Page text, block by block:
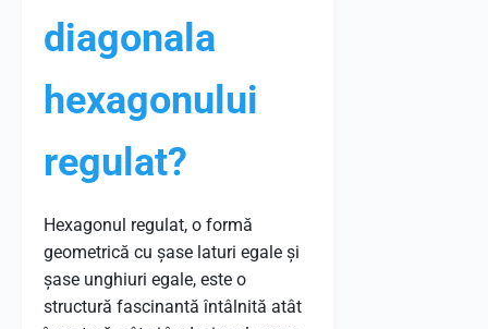
diagonala
hexagonului
regulat?
Hexagonul regulat, o formă
geometrică cu șase laturi egale și
șase unghiuri egale, este o
structură fascinantă întâlnită atât